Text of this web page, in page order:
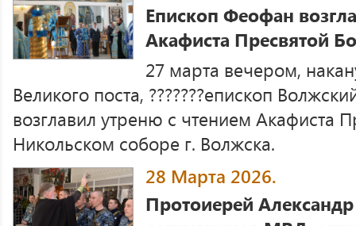
Епископ Феофан
Акафиста Пресвятой
27 марта вечером,
Великого поста, ???????епископ
возглавил утреню с чтением Акафиста
Никольском соборе г. Волжска.
28 Марта 2026.
Протоиерей